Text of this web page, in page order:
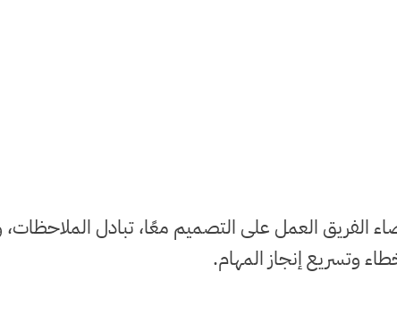
الفريق العمل على التصميم معًا، تبادل الملاحظات،
وتسريع إنجاز المهام.